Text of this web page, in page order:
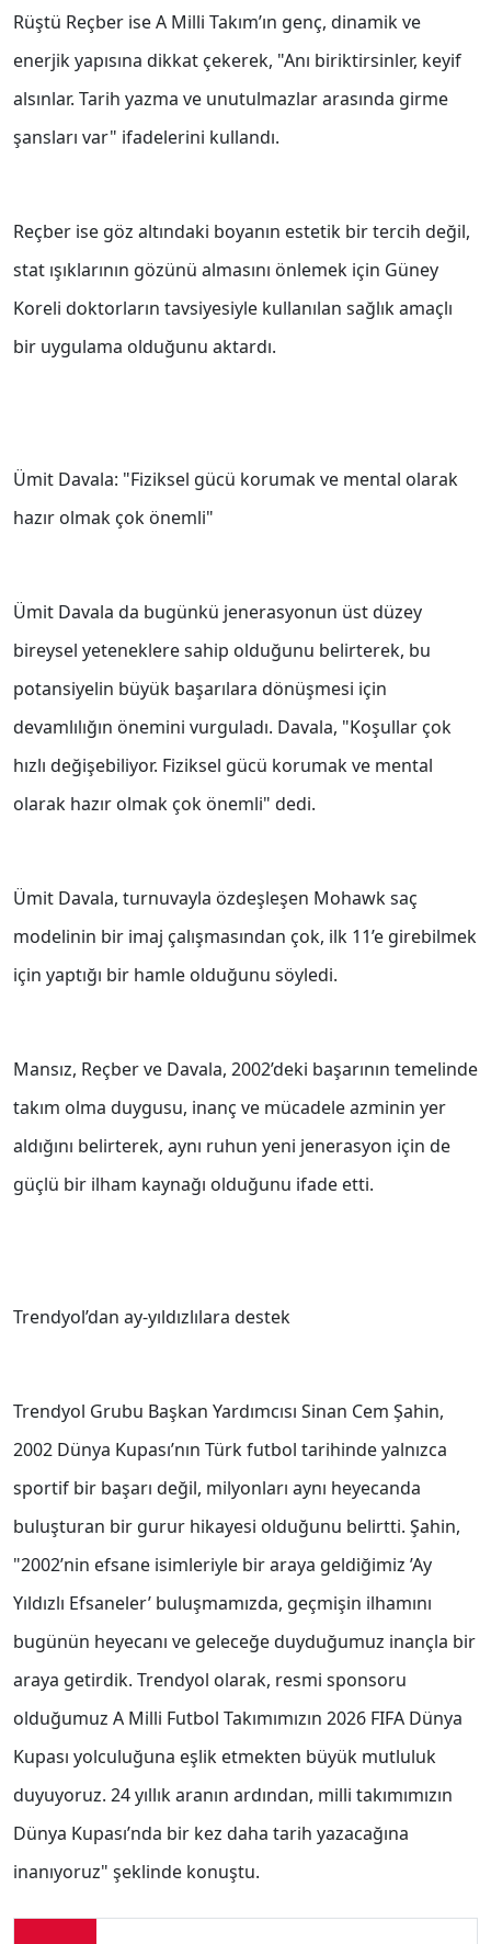
Rüştü Reçber ise A Milli Takım’ın genç, dinamik ve
enerjik yapısına dikkat çekerek, "Anı biriktirsinler, keyif
alsınlar. Tarih yazma ve unutulmazlar arasında girme
şansları var" ifadelerini kullandı.
Reçber ise göz altındaki boyanın estetik bir tercih değil,
stat ışıklarının gözünü almasını önlemek için Güney
Koreli doktorların tavsiyesiyle kullanılan sağlık amaçlı
bir uygulama olduğunu aktardı.
Ümit Davala: "Fiziksel gücü korumak ve mental olarak
hazır olmak çok önemli"
Ümit Davala da bugünkü jenerasyonun üst düzey
bireysel yeteneklere sahip olduğunu belirterek, bu
potansiyelin büyük başarılara dönüşmesi için
devamlılığın önemini vurguladı. Davala, "Koşullar çok
hızlı değişebiliyor. Fiziksel gücü korumak ve mental
olarak hazır olmak çok önemli" dedi.
Ümit Davala, turnuvayla özdeşleşen Mohawk saç
modelinin bir imaj çalışmasından çok, ilk 11’e girebilmek
için yaptığı bir hamle olduğunu söyledi.
Mansız, Reçber ve Davala, 2002’deki başarının temelinde
takım olma duygusu, inanç ve mücadele azminin yer
aldığını belirterek, aynı ruhun yeni jenerasyon için de
güçlü bir ilham kaynağı olduğunu ifade etti.
Trendyol’dan ay-yıldızlılara destek
Trendyol Grubu Başkan Yardımcısı Sinan Cem Şahin,
2002 Dünya Kupası’nın Türk futbol tarihinde yalnızca
sportif bir başarı değil, milyonları aynı heyecanda
buluşturan bir gurur hikayesi olduğunu belirtti. Şahin,
"2002’nin efsane isimleriyle bir araya geldiğimiz ’Ay
Yıldızlı Efsaneler’ buluşmamızda, geçmişin ilhamını
bugünün heyecanı ve geleceğe duyduğumuz inançla bir
araya getirdik. Trendyol olarak, resmi sponsoru
olduğumuz A Milli Futbol Takımımızın 2026 FIFA Dünya
Kupası yolculuğuna eşlik etmekten büyük mutluluk
duyuyoruz. 24 yıllık aranın ardından, milli takımımızın
Dünya Kupası’nda bir kez daha tarih yazacağına
inanıyoruz" şeklinde konuştu.